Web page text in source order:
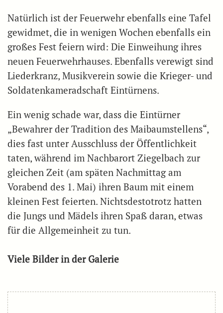
Natürlich ist der Feuerwehr ebenfalls eine Tafel
gewidmet, die in wenigen Wochen ebenfalls ein
großes Fest feiern wird: Die Einweihung ihres
neuen Feuerwehrhauses. Ebenfalls verewigt sind
Liederkranz, Musikverein sowie die Krieger- und
Soldatenkameradschaft Eintürnens.
Ein wenig schade war, dass die Eintürner
„Bewahrer der Tradition des Maibaumstellens“,
dies fast unter Ausschluss der Öffentlichkeit
taten, während im Nachbarort Ziegelbach zur
gleichen Zeit (am späten Nachmittag am
Vorabend des 1. Mai) ihren Baum mit einem
kleinen Fest feierten. Nichtsdestotrotz hatten
die Jungs und Mädels ihren Spaß daran, etwas
für die Allgemeinheit zu tun.
Viele Bilder in der Galerie